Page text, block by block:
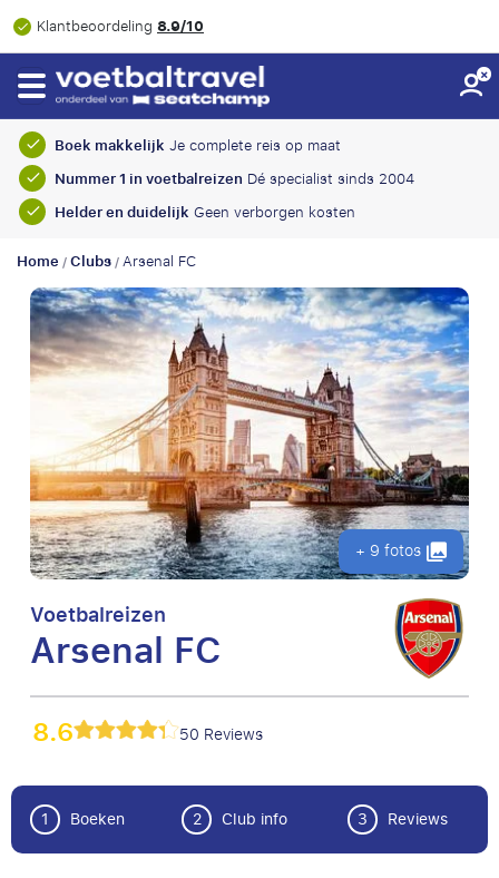
Klantbeoordeling 8.9/10
Boek makkelijk Je complete reis op maat
Nummer 1 in voetbalreizen Dé specialist sinds 2004
Helder en duidelijk Geen verborgen kosten
Home/Clubs/Arsenal FC
+ 9 fotos
Voetbalreizen
Arsenal FC
8.6 50 Reviews
1 Boeken 2 Club info 3 Reviews